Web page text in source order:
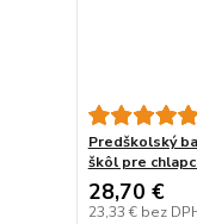
Predškolský
škôl pre
28,70 €
23,33 € bez